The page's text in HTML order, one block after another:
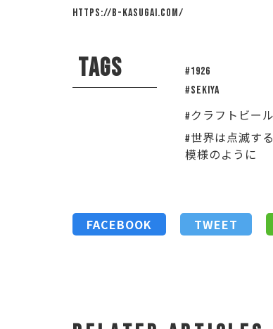
https://b-kasugai.com/
TAGS #1926
#sekiya
#クラフトビール
#世界は点滅す
模様のように
FACEBOOK TWEET